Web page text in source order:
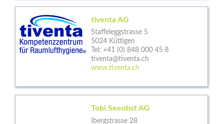
tiventa AG
Staffeleggstrasse 5
5024 Küttigen
Tel: +41 (0) 848 000 45 8
tiventa@tiventa.ch
www.tiventa.ch
Tobi Seeobst AG
Ibergstrasse 28